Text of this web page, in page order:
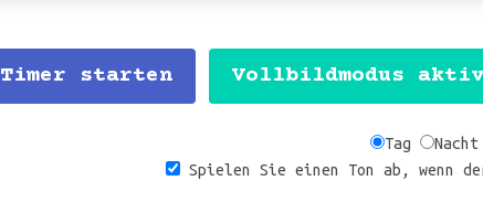
Timer starten Vollbildmodus
Tag
Nacht
Spielen Sie einen Ton ab, wenn